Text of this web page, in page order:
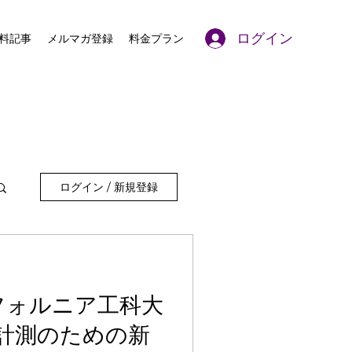
記事 メルマガ登録 料金プラン ログイン
ログイン / 新規登録
ルニア工科大
測のための新